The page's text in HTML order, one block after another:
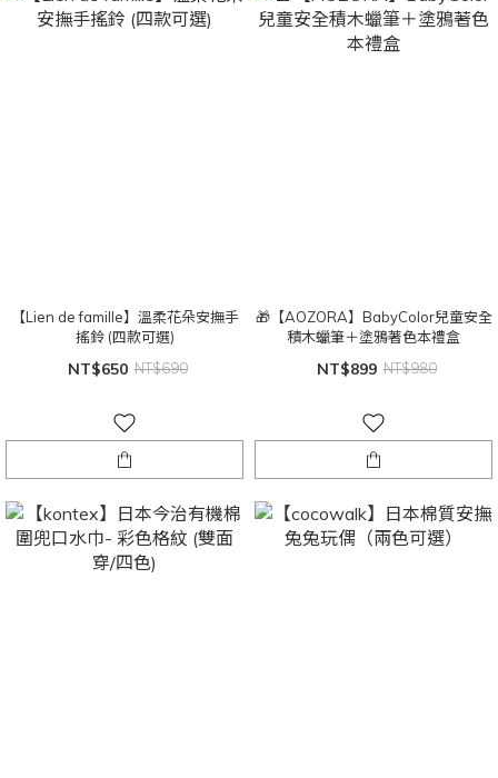
【Lien de famille】溫柔花朵安撫手
搖鈴 (四款可選)
NT$650 NT$690
🎁【AOZORA】BabyColor兒童安全
積木蠟筆＋塗鴉著色本禮盒
NT$899 NT$980